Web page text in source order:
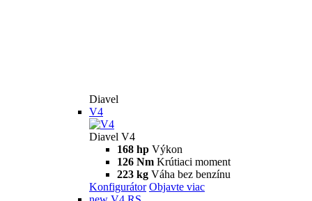
Diavel
V4
Diavel V4
168 hp Výkon
126 Nm Krútiaci moment
223 kg Váha bez benzínu
Konfigurátor Objavte viac